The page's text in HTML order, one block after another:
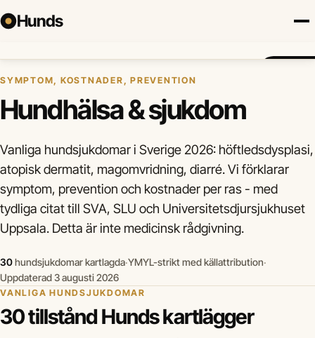
Hunds
SYMPTOM, KOSTNADER, PREVENTION
Hundhälsa & sjukdom
Vanliga hundsjukdomar i Sverige 2026: höftledsdysplasi,
atopisk dermatit, magomvridning, diarré. Vi förklarar
symptom, prevention och kostnader per ras - med
tydliga citat till SVA, SLU och Universitetsdjursjukhuset
Uppsala. Detta är inte medicinsk rådgivning.
30hundsjukdomar kartlagda·YMYL-strikt med källattribution·
Uppdaterad 3 augusti 2026
VANLIGA HUNDSJUKDOMAR
30 tillstånd Hunds kartlägger